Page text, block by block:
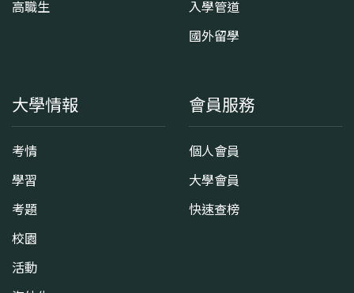
高職生
入學管道
國外留學
大學情報
考情
學習
考題
校園
活動
會員服務
個人會員
大學會員
快速查榜